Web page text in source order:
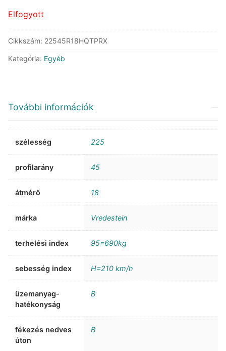
Elfogyott
Cikkszám: 22545R18HQTPRX
Kategória: Egyéb
További információk
szélesség 225
profilarány 45
átmérő 18
márka Vredestein
terhelési index 95=690kg
sebesség index H=210 km/h
üzemanyag-
hatékonyság
B
fékezés nedves
úton
B